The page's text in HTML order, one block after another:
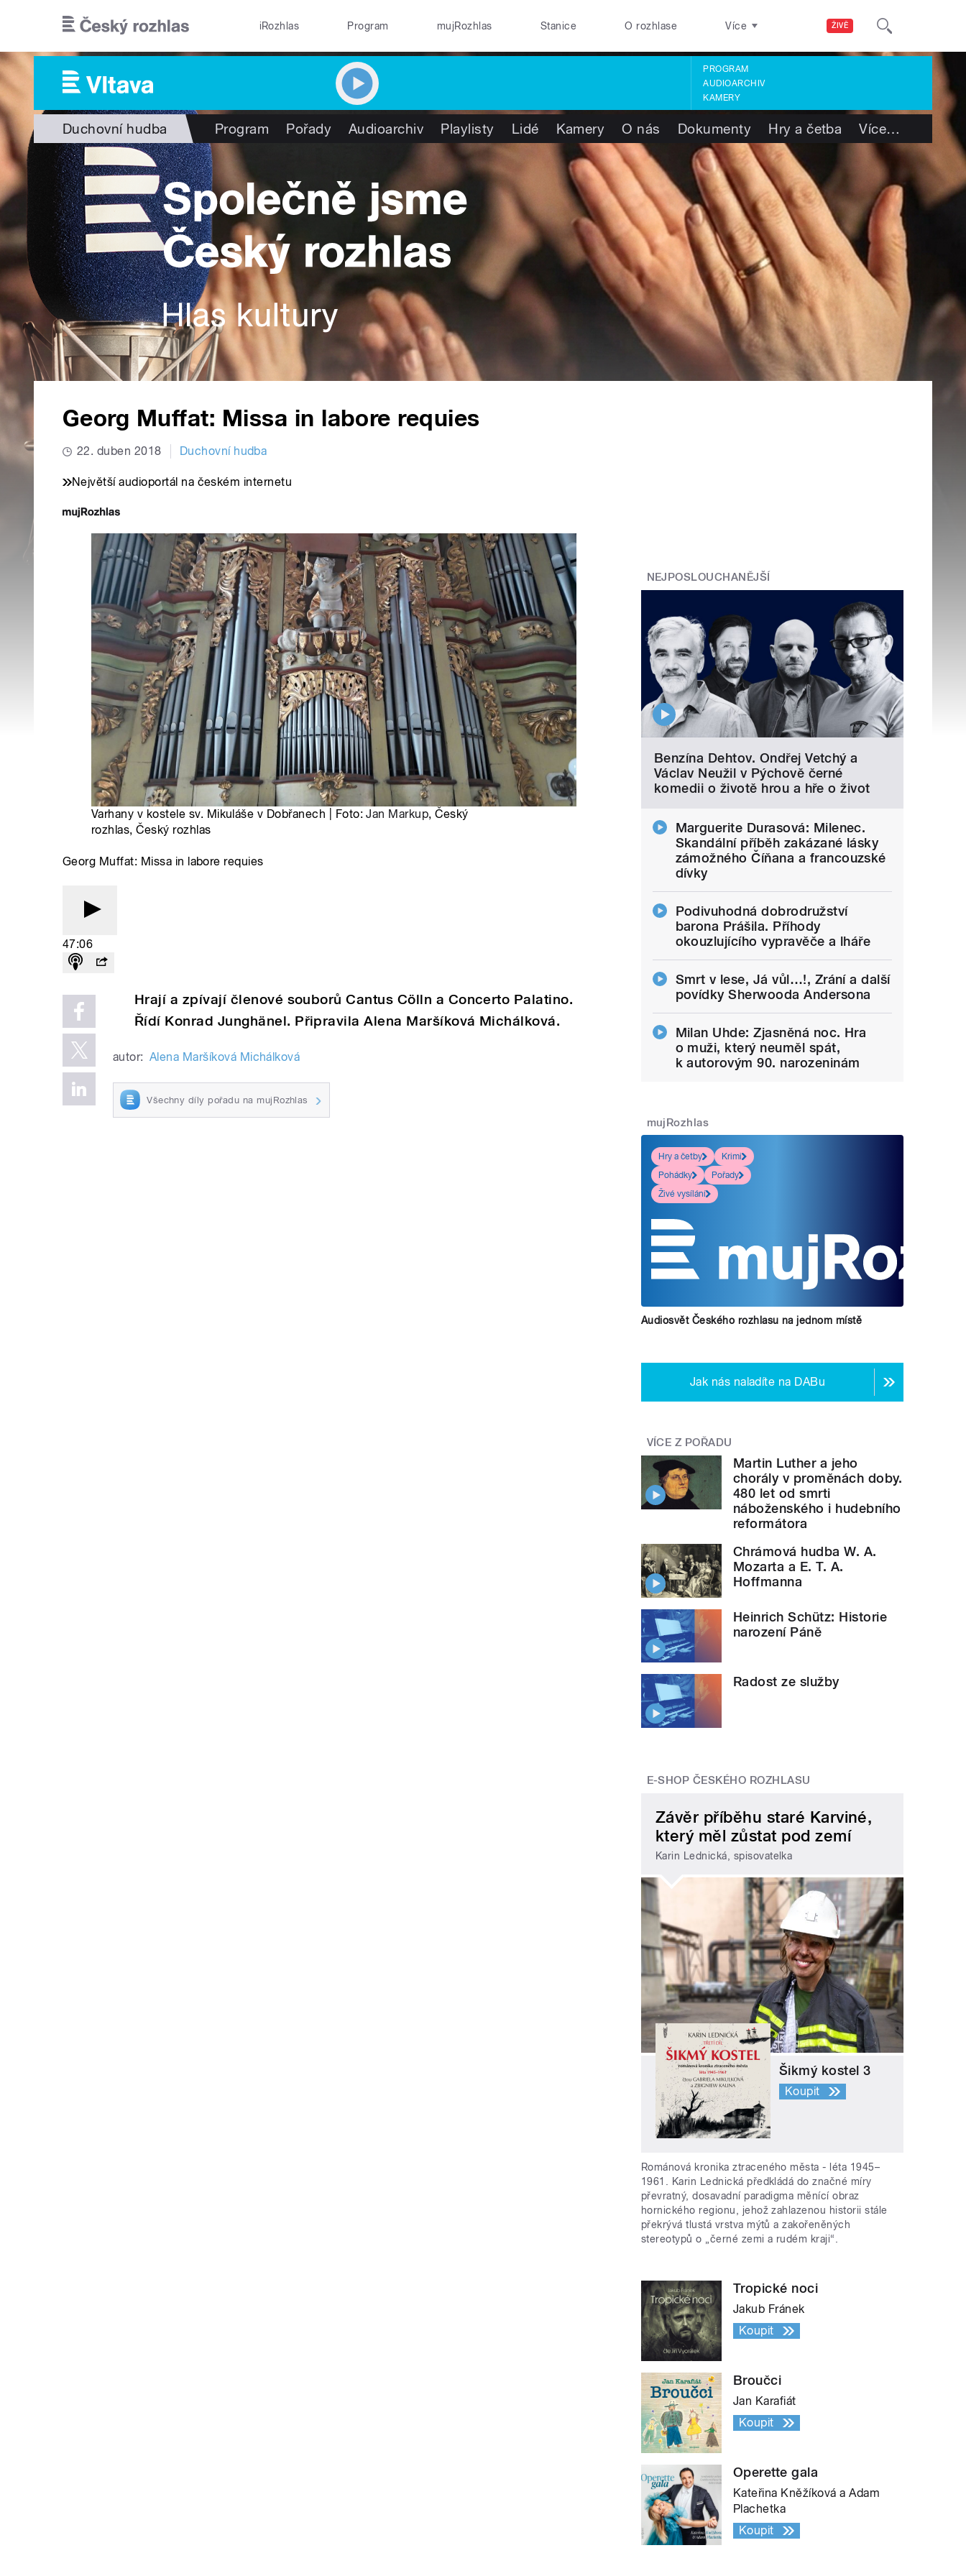
ŽIVĚ
iRozhlas Program mujRozhlas Stanice O rozhlase Více
PROGRAM
AUDIOARCHIV
KAMERY
Duchovní hudba Program Pořady Audioarchiv Playlisty Lidé Kamery O nás Dokumenty Hry a četba Více…
Georg Muffat: Missa in labore requies
22. duben 2018 Duchovní hudba
Největší audioportál na českém internetu
Varhany v kostele sv. Mikuláše v Dobřanech | Foto:Jan Markup, Český
rozhlas, Český rozhlas
Georg Muffat: Missa in labore requies
47:06
Hrají a zpívají členové souborů Cantus Cölln a Concerto Palatino.
Řídí Konrad Junghänel. Připravila Alena Maršíková Michálková.
autor: Alena Maršíková Michálková
Všechny díly pořadu na mujRozhlas
NEJPOSLOUCHANĚJŠÍ
Benzína Dehtov. Ondřej Vetchý a
Václav Neužil v Pýchově černé
komedii o životě hrou a hře o život
Marguerite Durasová: Milenec.
Skandální příběh zakázané lásky
zámožného Číňana a francouzské
dívky
Podivuhodná dobrodružství
barona Prášila. Příhody
okouzlujícího vypravěče a lháře
Smrt v lese, Já vůl…!, Zrání a další
povídky Sherwooda Andersona
Milan Uhde: Zjasněná noc. Hra
o muži, který neuměl spát,
k autorovým 90. narozeninám
mujRozhlas
Hry a četby
Krimi
Pohádky
Pořady
Živé vysílání
Audiosvět Českého rozhlasu na jednom místě
Jak nás naladíte na DABu
VÍCE Z POŘADU
Martin Luther a jeho
chorály v proměnách doby.
480 let od smrti
náboženského i hudebního
reformátora
Chrámová hudba W. A.
Mozarta a E. T. A.
Hoffmanna
Heinrich Schütz: Historie
narození Páně
Radost ze služby
E-SHOP ČESKÉHO ROZHLASU
Závěr příběhu staré Karviné,
který měl zůstat pod zemí
Karin Lednická, spisovatelka
Šikmý kostel 3
Koupit
Románová kronika ztraceného města - léta 1945–
1961. Karin Lednická předkládá do značné míry
převratný, dosavadní paradigma měnící obraz
hornického regionu, jehož zahlazenou historii stále
překrývá tlustá vrstva mýtů a zakořeněných
stereotypů o „černé zemi a rudém kraji“.
Tropické noci
Jakub Fránek
Koupit
Broučci
Jan Karafiát
Koupit
Operette gala
Kateřina Kněžíková a Adam
Plachetka
Koupit